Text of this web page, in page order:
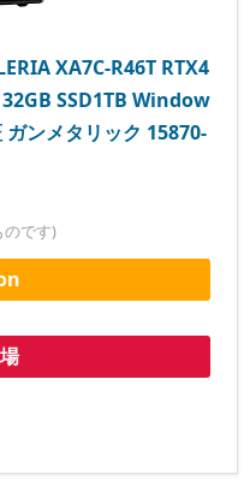
XA7C-R46T RTX4
SSD1TB Window
ンメタリック 15870-
のです)